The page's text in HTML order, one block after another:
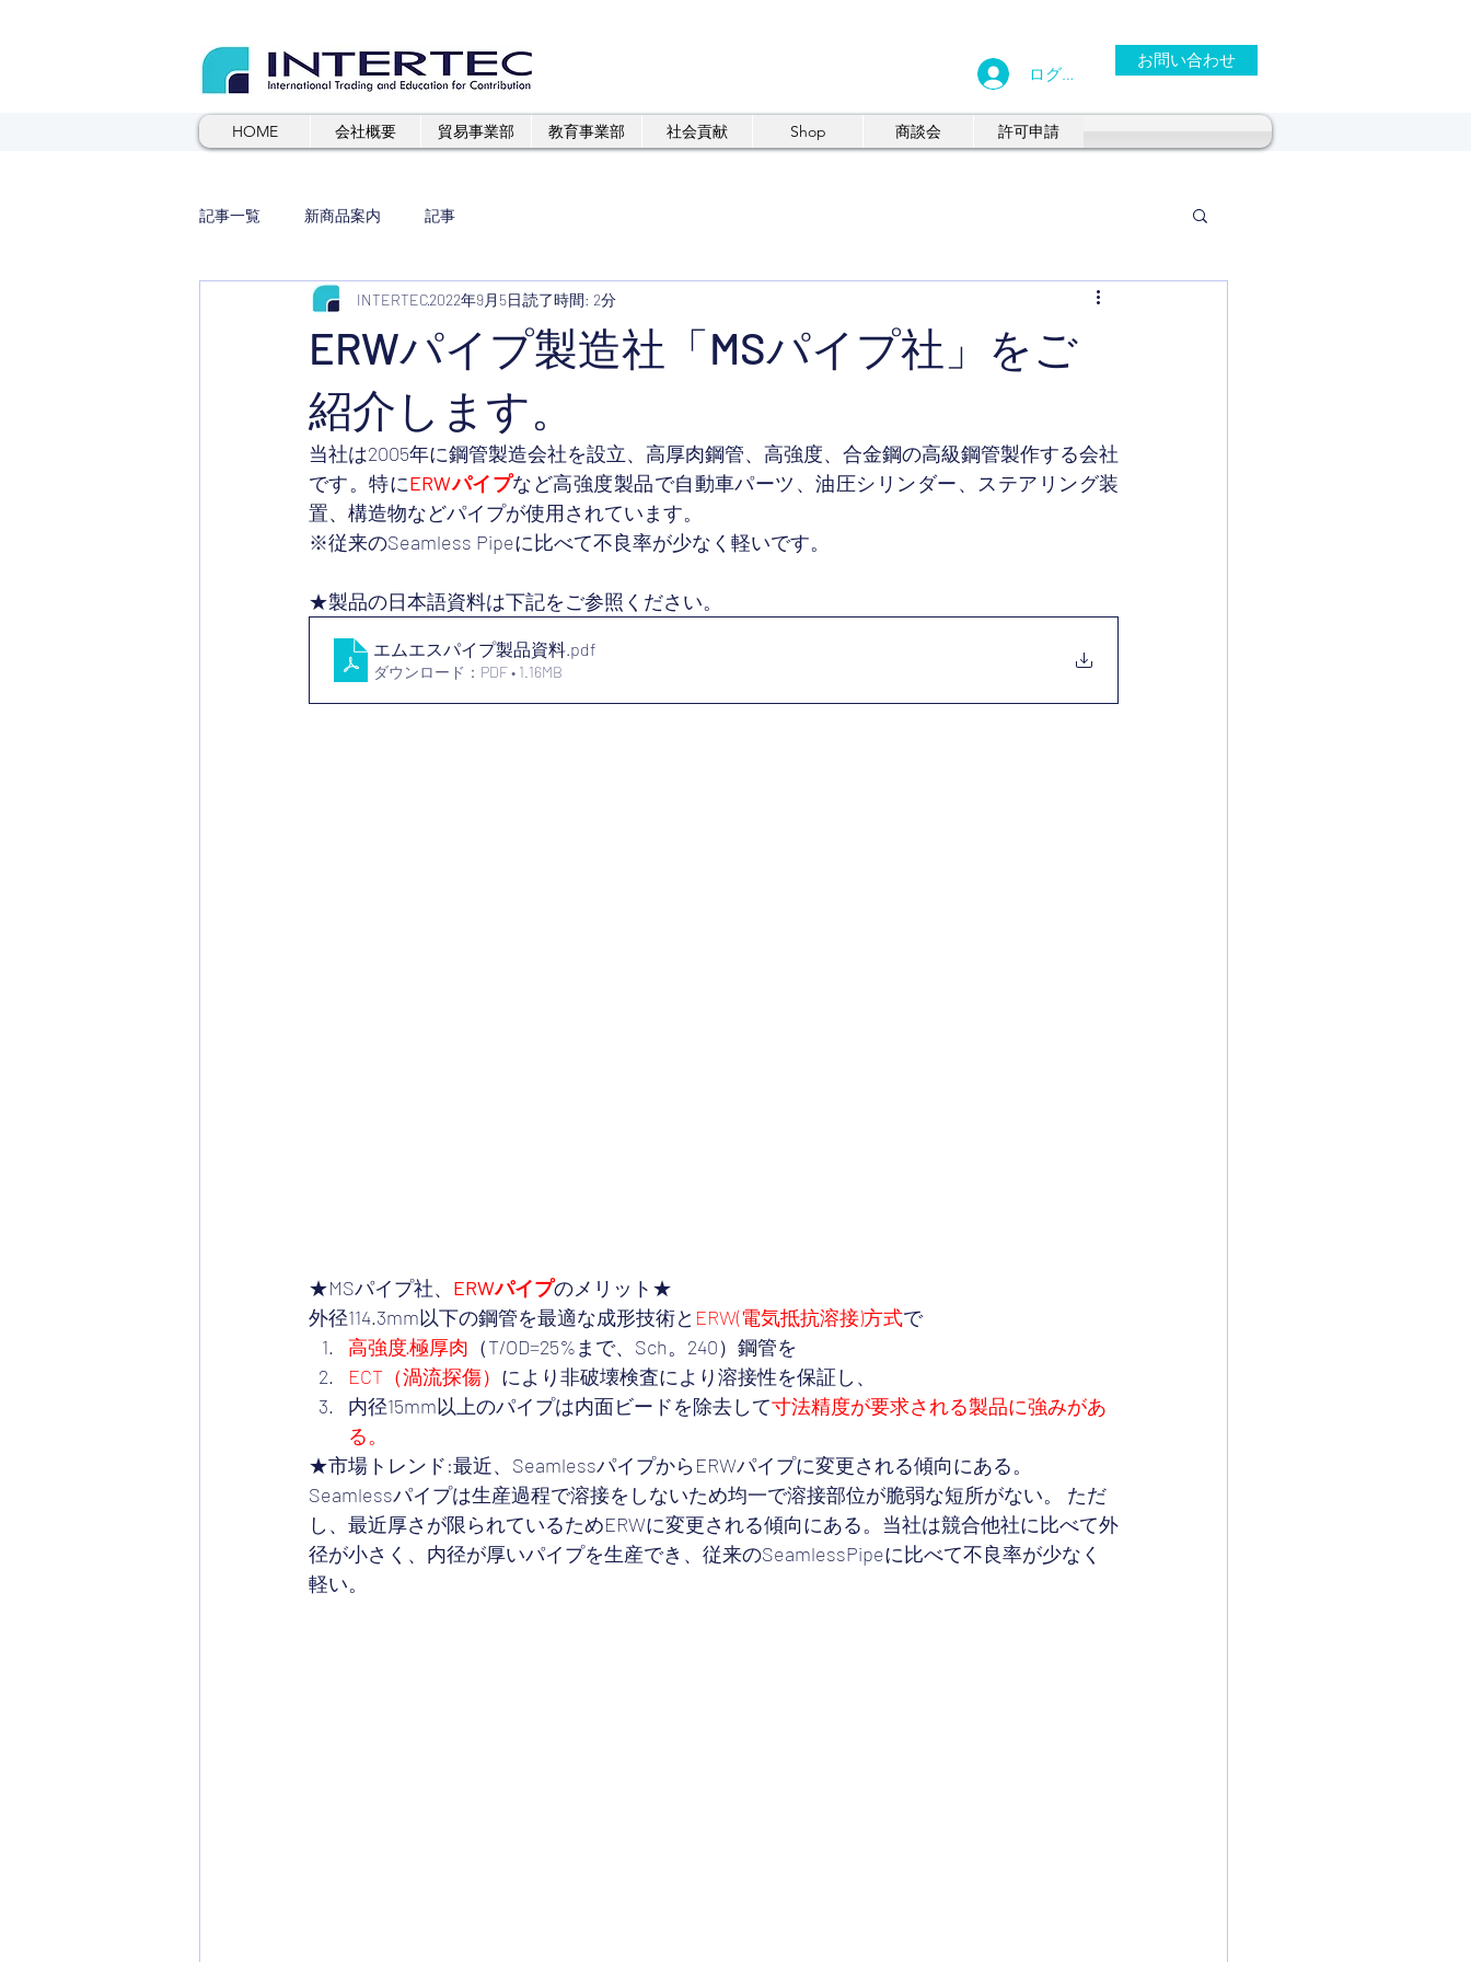
ログイン
お問い合わせ
HOME 会社概要 貿易事業部 教育事業部 社会貢献 Shop 商談会 許可申請
記事一覧 新商品案内 記事
ERWパイプ製造社「MSパイプ社」をご
紹介します。
INTERTEC2022年9月5日読了時間: 2分
当社は2005年に鋼管製造会社を設立、高厚肉鋼管、高強度、合金鋼の高級鋼管製作する会社
です。特にERWパイプなど高強度製品で自動車パーツ、油圧シリンダー、ステアリング装
置、構造物などパイプが使用されています。
※従来のSeamless Pipeに比べて不良率が少なく軽いです。
★製品の日本語資料は下記をご参照ください。
エムエスパイプ製品資料.pdf
ダウンロード：PDF • 1.16MB
★MSパイプ社、 ERWパイプのメリット★
外径114.3mm以下の鋼管を最適な成形技術と ERW(電気抵抗溶接)方式で
高強度·極厚肉 （T/OD=25%まで、Sch。240）鋼管を
ECT（渦流探傷） により非破壊検査により溶接性を保証し、
内径15mm以上のパイプは内面ビードを除去して寸法精度が要求される製品に強みがあ
る。
★市場トレンド:最近、SeamlessパイプからERWパイプに変更される傾向にある。
Seamlessパイプは生産過程で溶接をしないため均一で溶接部位が脆弱な短所がない。 ただ
し、最近厚さが限られているためERWに変更される傾向にある。当社は競合他社に比べて外
径が小さく、内径が厚いパイプを生産でき、従来のSeamlessPipeに比べて不良率が少なく
軽い。